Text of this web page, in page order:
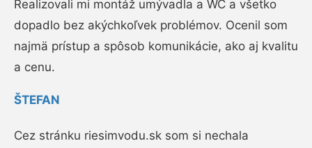
Realizovali mi montáž umývadla a WC a všetko
dopadlo bez akýchkoľvek problémov. Ocenil som
najmä prístup a spôsob komunikácie, ako aj kvalitu
a cenu.
ŠTEFAN
Cez stránku riesimvodu.sk som si nechala